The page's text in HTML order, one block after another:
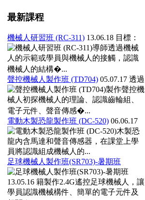
最新課程
機械人研習班 (RC-311) 13.06.18 目標：
導師透過機械
人的示範或學員與機械人的接觸，認識
機械人的結構�...
聲控機械人製作班 (TD704) 05.07.17 透過
製作聲控機
械人初探機械人的理論、認識齒輪組、
電子元件、聲音傳感�...
電動木製恐龍製作班 (DC-520) 06.06.17
木製恐
龍內含馬達和聲音傳感器，在課堂上學
員將認識組成機械人的...
足球機械人製作班(SR703)-暑期班
13.05.16 籍製作2.4G遙控足球機械人，讓
學員認識機械構件、簡單的電子元件及